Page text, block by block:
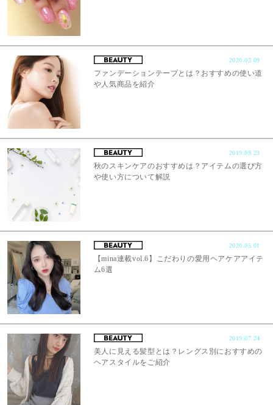
2020.03.09
ファンデーションテープとは？おすすめの使い道
や人気商品を紹介
2019.09.23
秋のスキンケアのおすすめは？アイテムの選び方
や使い方について解説
2020.05.01
【mina連載vol.6】こだわりの愛用ヘアケアアイテ
ム6選
2019.07.24
美人に見える髪型とは？レングス別におすすめの
ヘアスタイルをご紹介